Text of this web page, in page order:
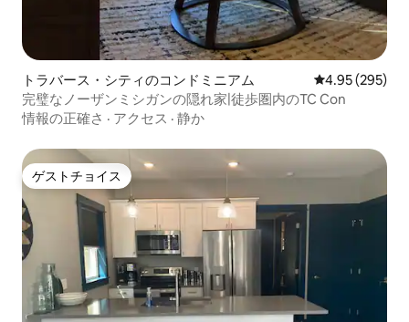
トラバース・シティのコンドミニアム レビュー295
4.95 (295)
完璧なノーザンミシガンの隠れ家|徒歩圏内のTC Con
情報の正確さ · アクセス · 静か
ゲストチョイス
ゲストチョイス